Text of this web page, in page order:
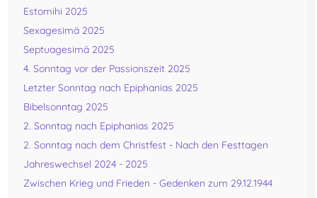
Estomihi 2025
Sexagesimä 2025
Septuagesimä 2025
4. Sonntag vor der Passionszeit 2025
Letzter Sonntag nach Epiphanias 2025
Bibelsonntag 2025
2. Sonntag nach Epiphanias 2025
2. Sonntag nach dem Christfest - Nach den Festtagen
Jahreswechsel 2024 - 2025
Zwischen Krieg und Frieden - Gedenken zum 29.12.1944